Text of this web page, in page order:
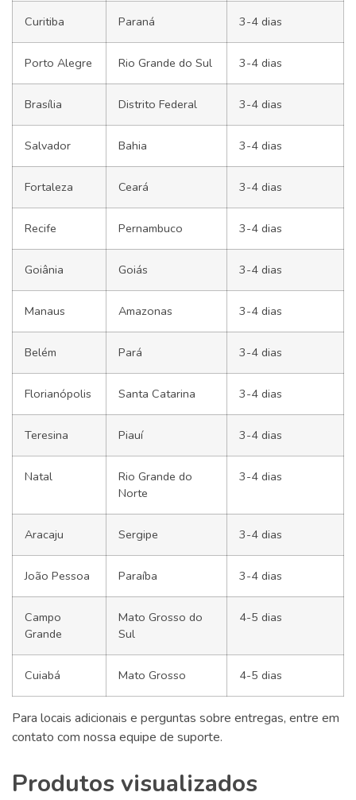
Curitiba Paraná 3-4 dias
Porto Alegre Rio Grande do Sul 3-4 dias
Brasília Distrito Federal 3-4 dias
Salvador Bahia 3-4 dias
Fortaleza Ceará 3-4 dias
Recife Pernambuco 3-4 dias
Goiânia Goiás 3-4 dias
Manaus Amazonas 3-4 dias
Belém Pará 3-4 dias
Florianópolis Santa Catarina 3-4 dias
Teresina Piauí 3-4 dias
Natal
Rio Grande do
Norte
3-4 dias
Aracaju Sergipe 3-4 dias
João Pessoa Paraíba 3-4 dias
Campo
Grande
Mato Grosso do
Sul
4-5 dias
Cuiabá Mato Grosso 4-5 dias
Para locais adicionais e perguntas sobre entregas, entre em
contato com nossa equipe de suporte.
Produtos visualizados